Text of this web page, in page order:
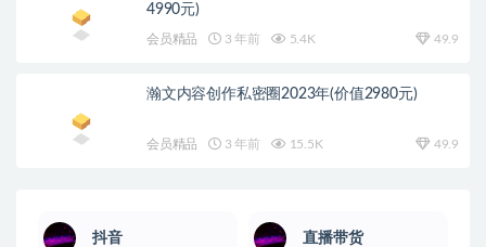
4990元)
会员精品 3 年前 5.4K 49.9
瀚文内容创作私密圈2023年(价值2980元)
会员精品 3 年前 15.5K 49.9
抖音 直播带货